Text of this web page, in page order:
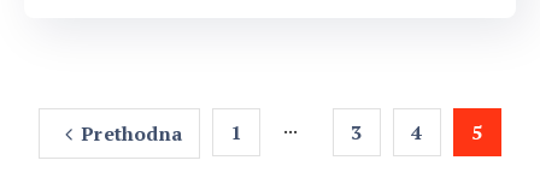
Prethodna 1 ... 3 4 5